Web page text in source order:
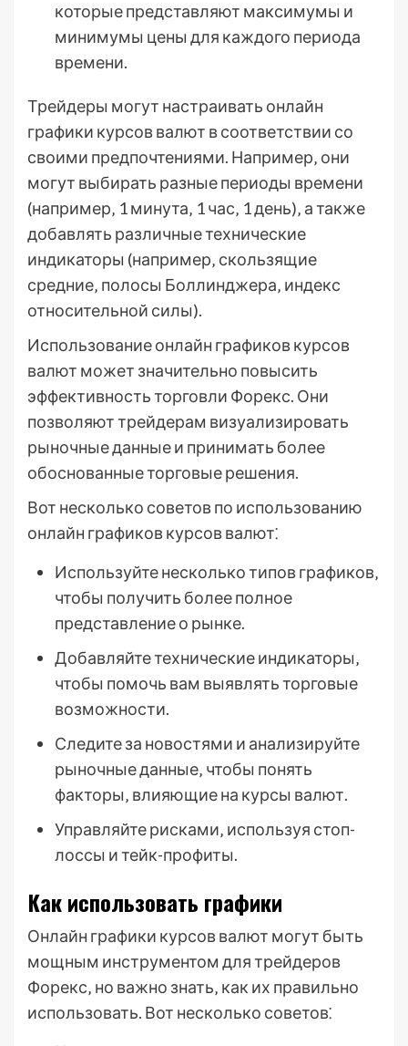
которые представляют максимумы и
минимумы цены для каждого периода
времени.
Трейдеры могут настраивать онлайн
графики курсов валют в соответствии со
своими предпочтениями. Например‚ они
могут выбирать разные периоды времени
(например‚ 1 минута‚ 1 час‚ 1 день)‚ а также
добавлять различные технические
индикаторы (например‚ скользящие
средние‚ полосы Боллинджера‚ индекс
относительной силы).
Использование онлайн графиков курсов
валют может значительно повысить
эффективность торговли Форекс. Они
позволяют трейдерам визуализировать
рыночные данные и принимать более
обоснованные торговые решения.
Вот несколько советов по использованию
онлайн графиков курсов валют⁚
Используйте несколько типов графиков‚
чтобы получить более полное
представление о рынке.
Добавляйте технические индикаторы‚
чтобы помочь вам выявлять торговые
возможности.
Следите за новостями и анализируйте
рыночные данные‚ чтобы понять
факторы‚ влияющие на курсы валют.
Управляйте рисками‚ используя стоп-
лоссы и тейк-профиты.
Как использовать графики
Онлайн графики курсов валют могут быть
мощным инструментом для трейдеров
Форекс‚ но важно знать‚ как их правильно
использовать. Вот несколько советов⁚